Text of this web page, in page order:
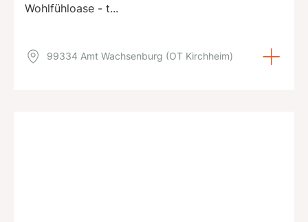
Wohlfühloase - t...
99334 Amt Wachsenburg (OT Kirchheim)